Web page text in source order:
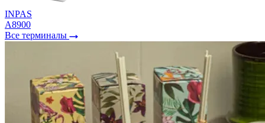
INPAS
A8900
Все терминалы